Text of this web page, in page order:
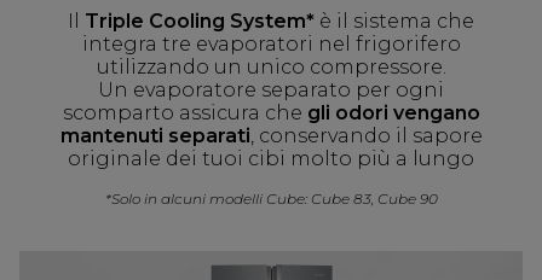
Il Triple Cooling System* è il sistema che
integra tre evaporatori nel frigorifero
utilizzando un unico compressore.
Un evaporatore separato per ogni
scomparto assicura che gli odori vengano
mantenuti separati , conservando il sapore
originale dei tuoi cibi molto più a lungo
*Solo in alcuni modelli Cube: Cube 83, Cube 90